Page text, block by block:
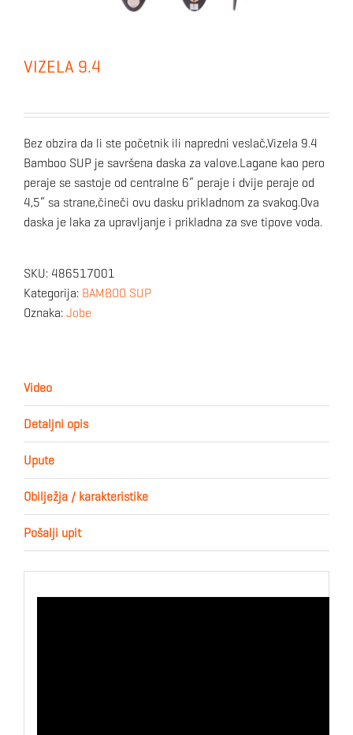
VIZELA 9.4
Bez obzira da li ste početnik ili napredni veslač,Vizela 9.4
Bamboo SUP je savršena daska za valove.Lagane kao pero
peraje se sastoje od centralne 6“ peraje i dvije peraje od
4,5“ sa strane,čineči ovu dasku prikladnom za svakog.Ova
daska je laka za upravljanje i prikladna za sve tipove voda.
SKU: 486517001
Kategorija: BAMBOO SUP
Oznaka: Jobe
Video
Detaljni opis
Upute
Obilježja / karakteristike
Pošalji upit